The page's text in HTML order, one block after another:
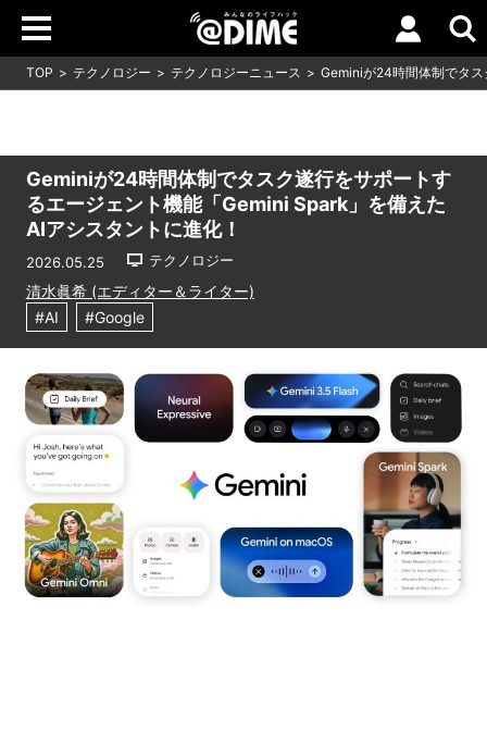
TOP テクノロジー テクノロジーニュース Geminiが24時間体制でタ
Geminiが24時間体制でタスク遂行をサポートす
るエージェント機能「Gemini Spark」を備えた
AIアシスタントに進化！
2026.05.25 テクノロジー
清水眞希 (エディター＆ライター)
#AI
#Google